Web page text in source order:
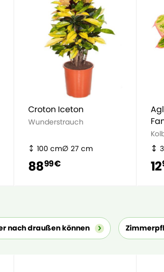
Croton Iceton
Wunderstrauch
100 cm 27 cm
8899 € 12
nach draußen können